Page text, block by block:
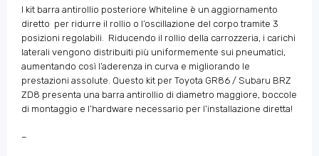
l kit barra antirollio posteriore Whiteline è un aggiornamento
diretto per ridurre il rollio o l’oscillazione del corpo tramite 3
posizioni regolabili. Riducendo il rollio della carrozzeria, i carichi
laterali vengono distribuiti più uniformemente sui pneumatici,
aumentando così l’aderenza in curva e migliorando le
prestazioni assolute. Questo kit per Toyota GR86 / Subaru BRZ
ZD8 presenta una barra antirollio di diametro maggiore, boccole
di montaggio e l’hardware necessario per l’installazione diretta!
–